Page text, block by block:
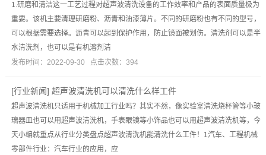
1.研磨和清洁这一工艺过程对超声波清洗设备的工作效率和产品的表面质量极为
重要。该机主要清理研磨粉、沥青和油漆薄片。不同的研磨粉也有不同的型号，
可以根据需要选择。沥青可以起到保护作用，防止镜面被划伤。清洗剂可以是半
水清洗剂，也可以是有机溶剂清
发布时间：2022-09-30 点击次数：394
[行业新闻] 超声波清洗机可以清洗什么样工件
超声波清洗机只适用于机械加工行业吗？其实不然，像实验室清洗烧杯管等小玻
璃器皿也可以用超声波清洗机，手表眼镜等小饰品也可以用超声波清洗机等，今
天小编就重点从行业分类盘点超声波清洗机能清洗什么工件！1汽车、工程机械
零部件行业：汽车行业的应用，应